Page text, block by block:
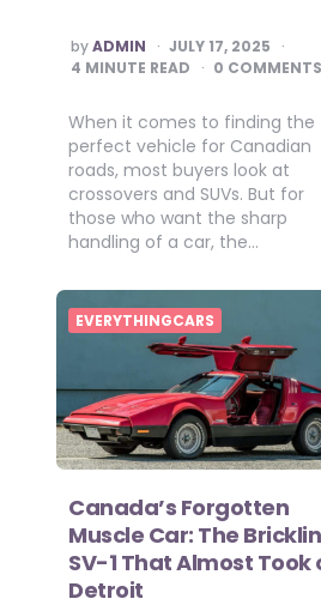
POSTED
BY
byADMIN
JULY 17, 2025
4 MINUTE READ 0 COMMENTS
When it comes to finding the
perfect vehicle for Canadian
roads, most buyers look at
crossovers and SUVs. But for
those who want the sharp
handling of a car, the…
EVERYTHINGCARS
Canada’s Forgotten
Muscle Car: The Bricklin
SV-1 That Almost Took
Detroit